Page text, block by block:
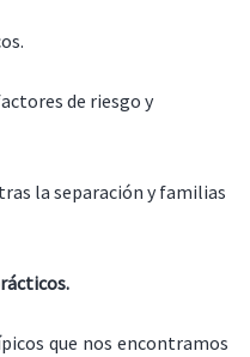
de riesgo y
la separación y familias
que nos encontramos